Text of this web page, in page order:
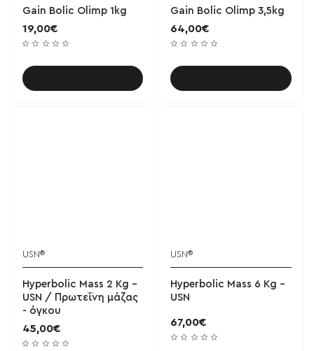
Gain Bolic Olimp 1kg
19,00€
Gain Bolic Olimp 3,5kg
64,00€
USN®
Hyperbolic Mass 2 Kg -
USN / Πρωτεΐνη μάζας
- όγκου
45,00€
USN®
Hyperbolic Mass 6 Kg -
USN
67,00€